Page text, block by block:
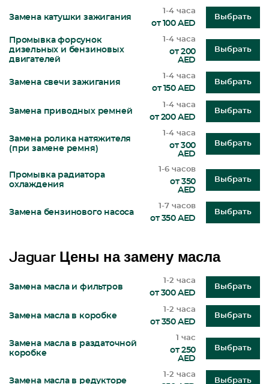
Замена катушки зажигания
1-4 часа
от 100 AED
Выбрать
Промывка форсунок
дизельных и бензиновых
двигателей
1-4 часа
от 200
AED
Выбрать
Замена свечи зажигания
1-4 часа
от 150 AED
Выбрать
Замена приводных ремней
1-4 часа
от 200 AED
Выбрать
Замена ролика натяжителя
(при замене ремня)
1-4 часа
от 300
AED
Выбрать
Промывка радиатора
охлаждения
1-6 часов
от 350
AED
Выбрать
Замена бензинового насоса
1-7 часов
от 350 AED
Выбрать
Jaguar Цены на замену масла
Замена масла и фильтров
1-2 часа
от 300 AED
Выбрать
Замена масла в коробке
1-2 часа
от 350 AED
Выбрать
Замена масла в раздаточной
коробке
1 час
от 250
AED
Выбрать
Замена масла в редукторе
1-2 часа
Выбрать